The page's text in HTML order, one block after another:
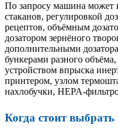
По запросу машина может
стаканов, регулировкой
рецептов, объёмным
дозатором зернёного
дополнительными
бункерами разного
устройством впрыска
принтером, узлом
нахлобучки, HEPA-
Когда стоит